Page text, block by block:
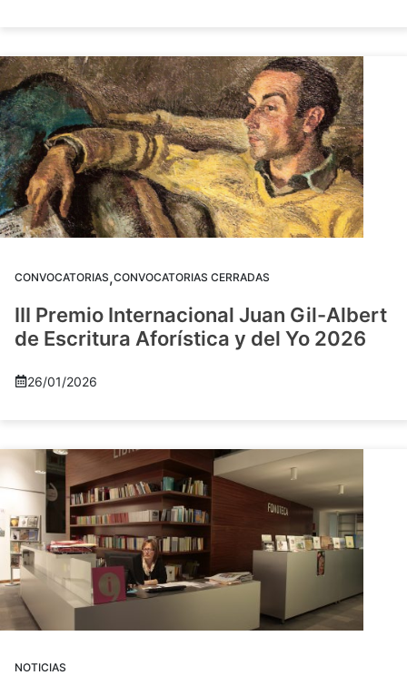
CONVOCATORIAS,CONVOCATORIAS CERRADAS
III Premio Internacional Juan Gil-Albert
de Escritura Aforística y del Yo 2026
26/01/2026
NOTICIAS